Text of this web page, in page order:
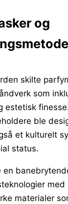
og
skilte
som
estetisk
ble
et kulturelt
status.
en
med
materialer